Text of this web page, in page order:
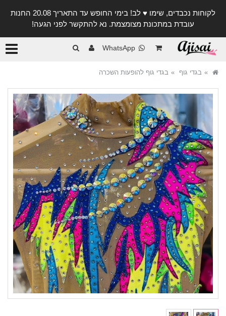
לקוחות נכבדים, שימו ♥️ לב! בימי החופש עד התאריך 20.08 החנות
עובדת במתכונת מצומצמת. נא להתקשר לפני הגעה!
WhatsApp
בגדי גוף בגדי גוף להופעות השכרה